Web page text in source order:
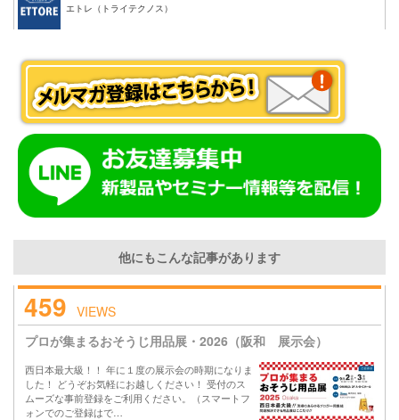
エトレ（トライテクノス）
他にもこんな記事があります
459 VIEWS
プロが集まるおそうじ用品展・2026（阪和 展示会）
西日本最大級！！ 年に１度の展示会の時期になりま
した！ どうぞお気軽にお越しください！ 受付のス
ムーズな事前登録をご利用ください。（スマートフ
ォンでのご登録はで…